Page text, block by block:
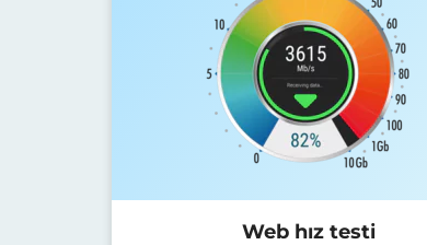
Web hız testi